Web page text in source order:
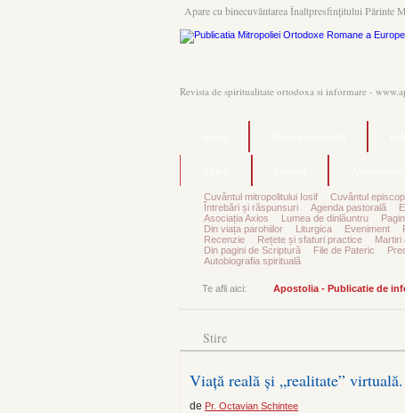
Apare cu binecuvântarea Înaltpresfinţitului Părinte
Revista de spiritualitate ortodoxa si informare -
Cuvântul mitropolitului Iosif Cuvântul
Întrebări și răspunsuri
Agenda pastorală
Asociația Axios
Lumea de dinlăuntru
Din viața parohiilor
Liturgica Eveniment
Recenzie
Rețete și sfaturi practice Martiri
Din pagini de Scriptură
File de Pateric
Autobiografia spirituală
Te afli aici: Apostolia - Publicatie de
Stire
Viață reală și „realitate”
de Pr. Octavian Schintee